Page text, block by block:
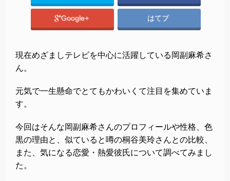
Google+ はてブ
現在めざましテレビを中心に活躍している岡副麻希さ
ん。
元気で一生懸命でとてもかわいくて注目を集めていま
す。
今回はそんな岡副麻希さんのプロフィールや性格、色
黒の理由と、似ていると噂の桐谷美玲さんとの比較、
また、気になる恋愛・熱愛彼氏について調べてみまし
た。